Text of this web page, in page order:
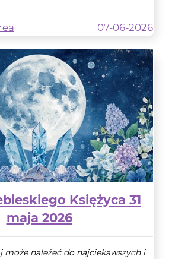
07-06-2026
Księżyca 31
maja 2026
może należeć do najciekawszych i